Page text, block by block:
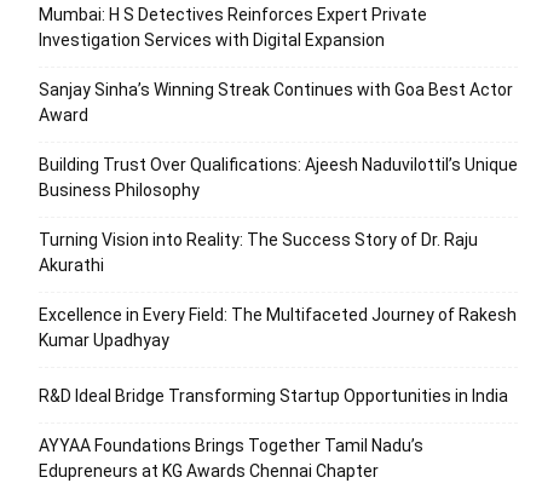
Mumbai: H S Detectives Reinforces Expert Private
Investigation Services with Digital Expansion
Sanjay Sinha’s Winning Streak Continues with Goa Best Actor
Award
Building Trust Over Qualifications: Ajeesh Naduvilottil’s Unique
Business Philosophy
Turning Vision into Reality: The Success Story of Dr. Raju
Akurathi
Excellence in Every Field: The Multifaceted Journey of Rakesh
Kumar Upadhyay
R&D Ideal Bridge Transforming Startup Opportunities in India
AYYAA Foundations Brings Together Tamil Nadu’s
Edupreneurs at KG Awards Chennai Chapter